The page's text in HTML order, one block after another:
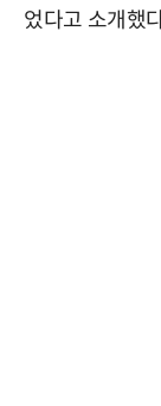
었다고 소개했